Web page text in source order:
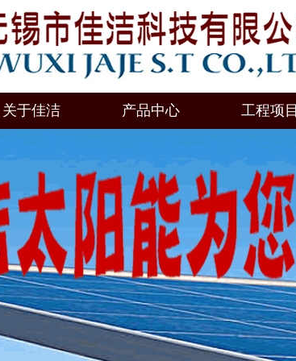
关于佳洁 产品中心 工程项目